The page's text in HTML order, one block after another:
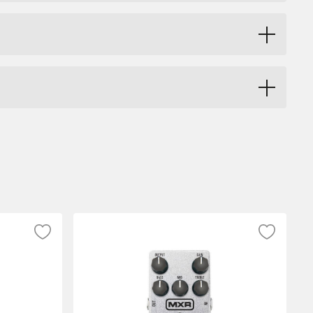
på en delaypedal och du får ett